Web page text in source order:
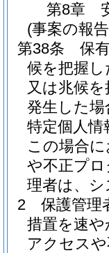
第8章
(事案の報
第38条
保
候を把握
又は兆候
発生した
特定個人
この場合
や不正プ
理者は、
2
保護管理
措置を速
アクセス